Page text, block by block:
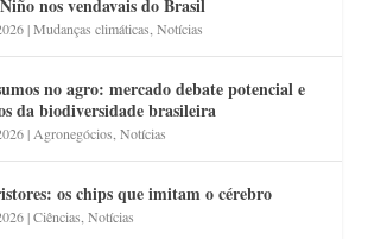
nos vendavais do Brasil
|Mudanças climáticas ,Notícias
no agro: mercado debate potencial e
da biodiversidade brasileira
| Agronegócios ,Notícias
os chips que imitam o cérebro
|Ciências ,Notícias